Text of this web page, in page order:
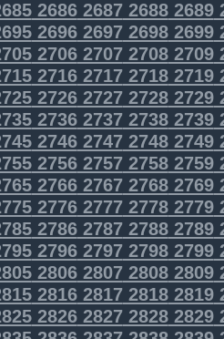
2686268726882689
2696269726982699
2706270727082709
2716271727182719
2726272727282729
2736273727382739
2746274727482749
2756275727582759
2766276727682769
2776277727782779
2786278727882789
2796279727982799
2806280728082809
2816281728182819
2826282728282829